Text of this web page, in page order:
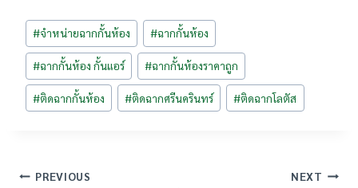
Post
Tags:
#จำหน่ายฉากกั้นห้อง #ฉากกั้นห้อง
#ฉากกั้นห้อง กั้นแอร์ #ฉากกั้นห้องราคาถูก
#ติดฉากกั้นห้อง #ติดฉากศรีนครินทร์ #ติดฉากโลตัส
เมนูPREVIOUS NEXT